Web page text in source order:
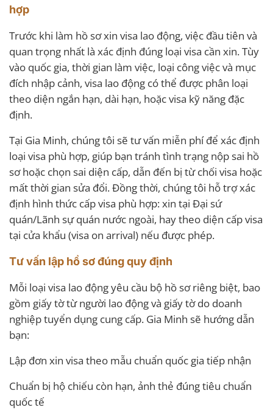
hợp
Trước khi làm hồ sơ xin visa lao động, việc đầu tiên và
quan trọng nhất là xác định đúng loại visa cần xin. Tùy
vào quốc gia, thời gian làm việc, loại công việc và mục
đích nhập cảnh, visa lao động có thể được phân loại
theo diện ngắn hạn, dài hạn, hoặc visa kỹ năng đặc
định.
Tại Gia Minh, chúng tôi sẽ tư vấn miễn phí để xác định
loại visa phù hợp, giúp bạn tránh tình trạng nộp sai hồ
sơ hoặc chọn sai diện cấp, dẫn đến bị từ chối visa hoặc
mất thời gian sửa đổi. Đồng thời, chúng tôi hỗ trợ xác
định hình thức cấp visa phù hợp: xin tại Đại sứ
quán/Lãnh sự quán nước ngoài, hay theo diện cấp visa
tại cửa khẩu (visa on arrival) nếu được phép.
Tư vấn lập hồ sơ đúng quy định
Mỗi loại visa lao động yêu cầu bộ hồ sơ riêng biệt, bao
gồm giấy tờ từ người lao động và giấy tờ do doanh
nghiệp tuyển dụng cung cấp. Gia Minh sẽ hướng dẫn
bạn:
Lập đơn xin visa theo mẫu chuẩn quốc gia tiếp nhận
Chuẩn bị hộ chiếu còn hạn, ảnh thẻ đúng tiêu chuẩn
quốc tế